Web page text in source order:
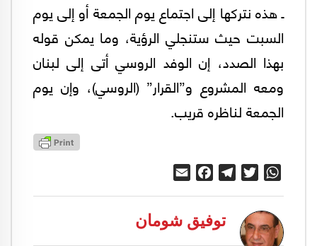
ـ هذه نتركها إلى اجتماع يوم الجمعة أو إلى يوم
السبت حيث ستنجلي الرؤية، وما يمكن قوله
بهذا الصدد، إن الوفد الروسي أتى إلى لبنان
ومعه المشروع و”القرار” (الروسي)، وإن يوم
الجمعة لناظره قريب.
WhatsApp
Twitter
Telegram
Facebook
توفيق شومان